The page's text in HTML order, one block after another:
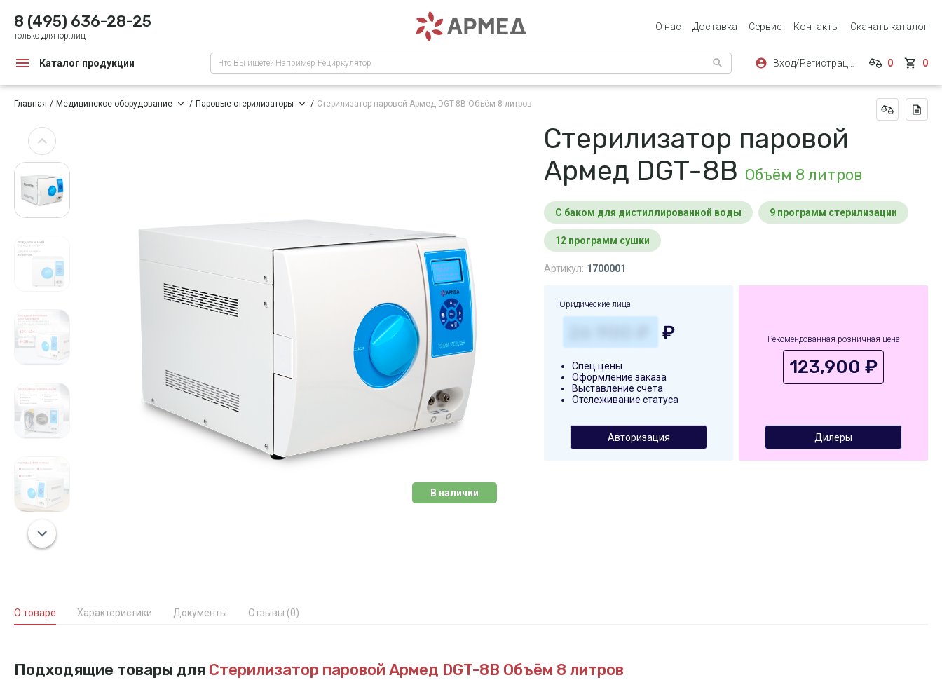
8 (495) 636-28-25
только для юр.лиц
О нас Доставка Сервис Контакты Скачать каталог
Каталог продукции Что Вы ищете? Например Рециркулятор 0 0
Главная Медицинское оборудование Паровые стерилизаторы Стерилизатор паровой Армед DGT-8B Объём 8 литров
В наличии
Стерилизатор паровой
Армед DGT-8B Объём 8 литров
С баком для дистиллированной воды 9 программ стерилизации
12 программ сушки
Артикул: 1700001
Юридические лица
₽
Спец.цены
Оформление заказа
Выставление счета
Отслеживание статуса
Авторизация
Рекомендованная розничная цена
123,900 ₽
Дилеры
О товаре Характеристики Документы Отзывы (0)
Подходящие товары для Стерилизатор паровой Армед DGT-8B Объём 8 литров